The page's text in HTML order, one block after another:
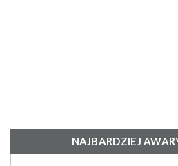
NAJBARDZIEJ